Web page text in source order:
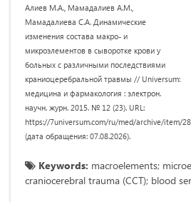
Алиев М.А., Мамадалиев А.М.,
Мамадалиева С.А. Динамические
изменения состава макро- и
микроэлементов в сыворотке крови у
больных с различными последствиями
краниоцеребральной травмы // Universum:
медицина и фармакология : электрон.
научн. журн. 2015. № 12 (23). URL:
https://7universum.com/ru/med/archive/item/
(дата обращения: 07.08.2026).
Keywords: macroelements;
craniocerebral trauma (CCT); blood